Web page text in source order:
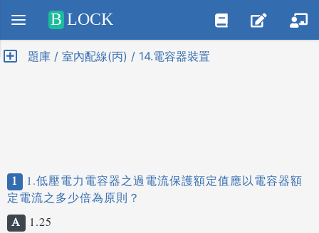
Positive SSL
B LOCK
題庫 / 室內配線(丙) / 14.電容器裝置
1
1.低壓電力電容器之過電流保護額定值應以電容器額
定電流之多少倍為原則？
A
1.25